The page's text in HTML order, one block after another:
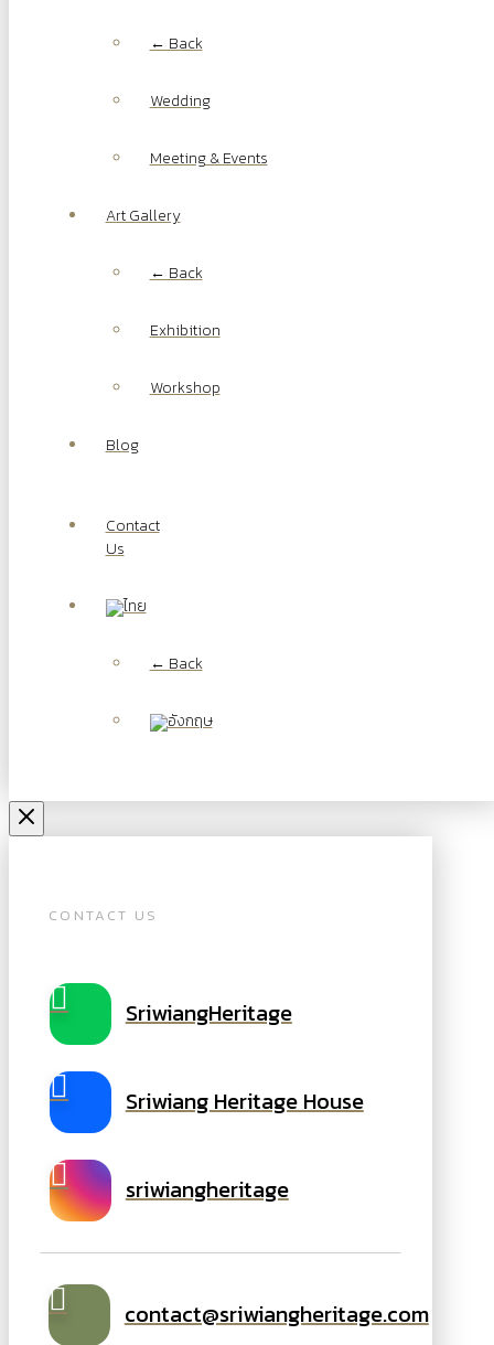
← Back
Wedding
Meeting & Events
Art Gallery
← Back
Exhibition
Workshop
Blog
Contact
Us
← Back
CONTACT US
SriwiangHeritage
Sriwiang Heritage House
sriwiangheritage
contact@sriwiangheritage.com